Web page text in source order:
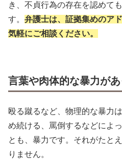
き、不貞行為の存在を認めて
す。 弁護士は、証拠集めのア
気軽にご相談ください。
言葉や肉体的な暴力が
殴る蹴るなど、物理的な暴力
め続ける、罵倒するなどによ
とも、暴力です。それがたと
りません。